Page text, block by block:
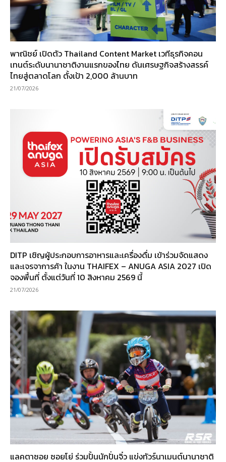
พาณิชย์ เปิดตัว Thailand Content Market เวทีธุรกิจคอน
เทนต์ระดับนานาชาติงานแรกของไทย ดันเศรษฐกิจสร้างสรรค์
ไทยสู่ตลาดโลก ตั้งเป้า 2,000 ล้านบาท
21/07/2026
DITP เชิญผู้ประกอบการอาหารและเครื่องดื่ม เข้าร่วมจัดแสดง
และเจรจาการค้า ในงาน THAIFEX – ANUGA ASIA 2027 เปิด
จองพื้นที่ ตั้งแต่วันที่ 10 สิงหาคม 2569 นี้
21/07/2026
แลคตาซอย ซอยโย่ ร่วมปั้นนักปั่นจิ๋ว แข่งทัวร์นาเมนต์นานาชาติ